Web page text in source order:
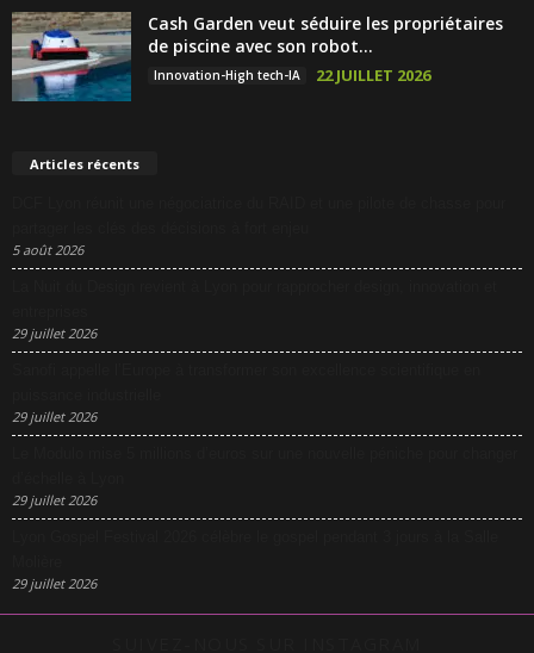
Cash Garden veut séduire les propriétaires
de piscine avec son robot...
Innovation-High tech-IA 22 JUILLET 2026
Articles récents
5 août 2026
29 juillet 2026
29 juillet 2026
29 juillet 2026
29 juillet 2026